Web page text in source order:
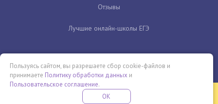
Отзывы
Лучшие онлайн-школы ЕГЭ
Бесплатная летняя школа
Пользуясь сайтом, вы разрешаете сбор cookie-файлов и
принимаете Политику обработки данных и
Пользовательское соглашение.
OK